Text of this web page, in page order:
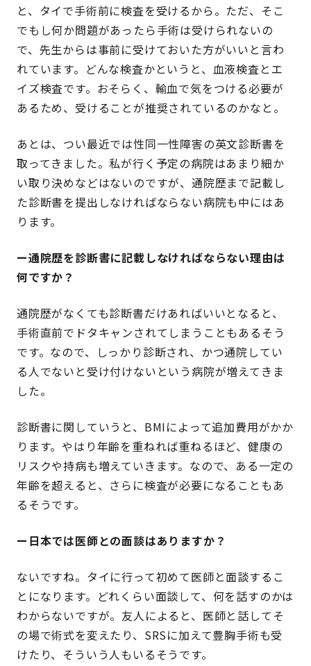
と、タイで手術前に検査を受けるから。ただ、そこ
でもし何か問題があったら手術は受けられないの
で、先生からは事前に受けておいた方がいいと言わ
れています。どんな検査かというと、血液検査とエ
イズ検査です。おそらく、輸血で気をつける必要が
あるため、受けることが推奨されているのかなと。
あとは、つい最近では性同一性障害の英文診断書を
取ってきました。私が行く予定の病院はあまり細か
い取り決めなどはないのですが、通院歴まで記載し
た診断書を提出しなければならない病院も中にはあ
ります。
ー通院歴を診断書に記載しなければならない理由は
何ですか？
通院歴がなくても診断書だけあればいいとなると、
手術直前でドタキャンされてしまうこともあるそう
です。なので、しっかり診断され、かつ通院してい
る人でないと受け付けないという病院が増えてきま
した。
診断書に関していうと、BMIによって追加費用がかか
ります。やはり年齢を重ねれば重ねるほど、健康の
リスクや持病も増えていきます。なので、ある一定の
年齢を超えると、さらに検査が必要になることもあ
るそうです。
ー日本では医師との面談はありますか？
ないですね。タイに行って初めて医師と面談するこ
とになります。どれくらい面談して、何を話すのかは
わからないですが。友人によると、医師と話してそ
の場で術式を変えたり、SRSに加えて豊胸手術も受
けたり、そういう人もいるそうです。